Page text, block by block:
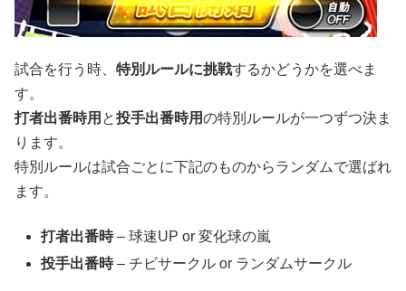
試合を行う時、 特別ルールに挑戦するかどうかを選べま
す。
打者出番時用 と投手出番時用の特別ルールが一つずつ決ま
ります。
特別ルールは試合ごとに下記のものからランダムで選ばれ
ます。
打者出番時– 球速UP or 変化球の嵐
投手出番時– チビサークル or ランダムサークル